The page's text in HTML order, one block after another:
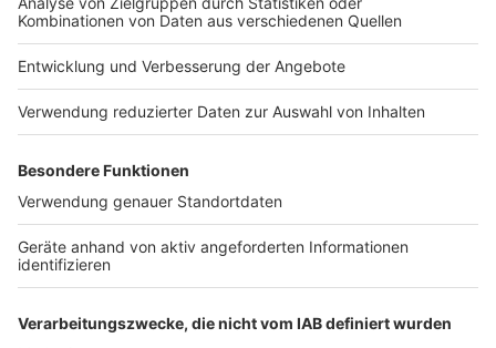
Jobs
Presse
Werben
Archiv
ANTENNE BAYERN GROUP
Stiftung ANTENNE BAYERN
hilft
Teilnahmebedingungen
Studio-Hotline
Verkehrs-Hotline